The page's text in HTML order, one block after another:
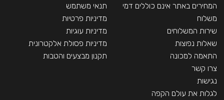
הוא אינו מתאים למצב של היפוגליקמיה – נפילת סוכר!
משקל נקי בגרם :
מק״ט:2579607
יצרן:
המחירים באתר אינם כוללים דמי
משלוח
שירות המשלוחים
שאלות נפוצות
התאמה למכונה
צרו קשר
נגישות
לגלות את עולם הקפה
תנאי משתמש
מדיניות פרטיות
מדיניות עוגיות
מדיניות פסולת אלקטרונית
תקנון מבצעים והטבות